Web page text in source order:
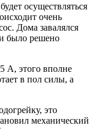
осуществляться
очень
Дома завалялся
было решено
А, этого вполне
в пол силы, а
это
механический